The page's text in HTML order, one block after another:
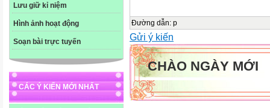
Lưu giữ kỉ niệm
Hình ảnh hoạt động
Soạn bài trực tuyến
CÁC Ý KIẾN MỚI NHẤT
Đường dẫn: p
Gửi ý kiến
CHÀO NGÀY MỚI